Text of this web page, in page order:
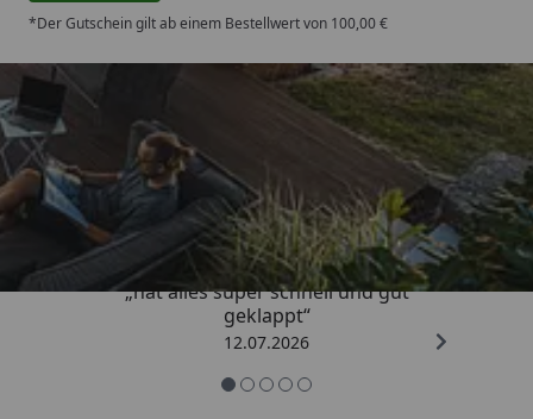
*Der Gutschein gilt ab einem Bestellwert von 100,00 €
Trusted Shops
4,71/ 5
„hat alles super schnell und gut
geklappt“
12.07.2026